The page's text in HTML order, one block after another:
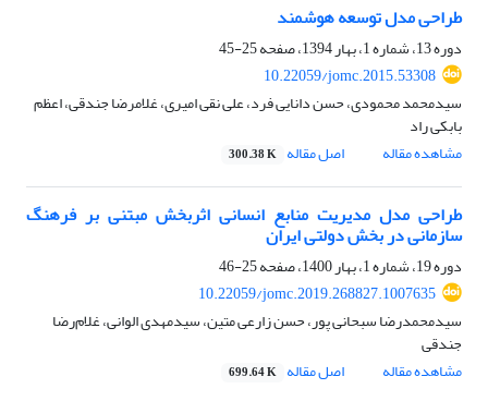
طراحی مدل توسعه هوشمند
دوره 13، شماره 1، بهار 1394، صفحه
25-45
10.22059/jomc.2015.53308
سیدمحمد محمودی، حسن دانایی فرد، علی نقی امیری، غلامرضا جندقی، اعظم
بابکی راد
مشاهده مقاله
اصل مقاله 300.38 K
طراحی مدل مدیریت منابع انسانی اثربخش مبتنی بر فرهنگ
سازمانی در بخش دولتی ایران
دوره 19، شماره 1، بهار 1400، صفحه
25-46
10.22059/jomc.2019.268827.1007635
سیدمحمدرضا سبحانی پور، حسن زارعی متین، سیدمهدی الوانی، غلام‌رضا
جندقی
مشاهده مقاله
اصل مقاله 699.64 K